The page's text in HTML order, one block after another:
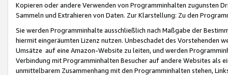
Kopieren oder andere Verwenden von Programminhalten zugunsten
Sammeln und Extrahieren von Daten. Zur Klarstellung: Zu den
Sie werden Programminhalte ausschließlich nach Maßgabe der
hiermit eingeräumten Lizenz nutzen. Unbeschadet des Vorstehenden
Umsätze auf eine Amazon-Website zu leiten, und werden
Verbindung mit Programminhalten Besucher auf andere Websites als
unmittelbarem Zusammenhang mit den Programminhalten stehen,